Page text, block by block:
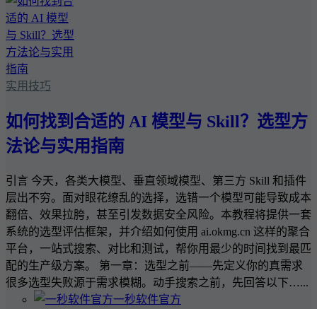
实用技巧
如何找到合适的 AI 模型与 Skill？选型方
法论与实用指南
引言 今天，各类大模型、垂直领域模型、第三方 Skill 和插件
层出不穷。面对眼花缭乱的选择，选错一个模型可能导致成本
翻倍、效果拉胯，甚至引发数据安全风险。本教程将提供一套
系统的选型评估框架，并介绍如何使用 ai.okmg.cn 这样的聚合
平台，一站式搜索、对比和测试，帮你用最少的时间找到最匹
配的生产级方案。 第一章：选型之前——先定义你的真需求
很多选型失败源于需求模糊。动手搜索之前，先回答以下…...
一秒软件官方